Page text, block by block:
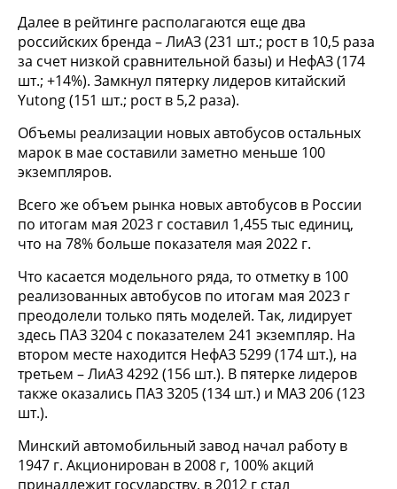
Далее в рейтинге располагаются еще два
российских бренда – ЛиАЗ (231 шт.; рост в 10,5 раза
за счет низкой сравнительной базы) и НефАЗ (174
шт.; +14%). Замкнул пятерку лидеров китайский
Yutong (151 шт.; рост в 5,2 раза).
Объемы реализации новых автобусов остальных
марок в мае составили заметно меньше 100
экземпляров.
Всего же объем рынка новых автобусов в России
по итогам мая 2023 г составил 1,455 тыс единиц,
что на 78% больше показателя мая 2022 г.
Что касается модельного ряда, то отметку в 100
реализованных автобусов по итогам мая 2023 г
преодолели только пять моделей. Так, лидирует
здесь ПАЗ 3204 с показателем 241 экземпляр. На
втором месте находится НефАЗ 5299 (174 шт.), на
третьем – ЛиАЗ 4292 (156 шт.). В пятерке лидеров
также оказались ПАЗ 3205 (134 шт.) и МАЗ 206 (123
шт.).
Минский автомобильный завод начал работу в
1947 г. Акционирован в 2008 г, 100% акций
принадлежит государству, в 2012 г стал